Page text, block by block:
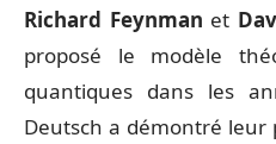
Richard Feynman et
proposé le modèle
quantiques dans les
Deutsch a démontré